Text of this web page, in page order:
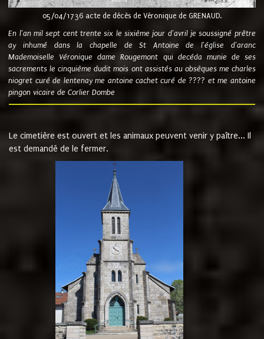
05/04/1736 acte de décès de Véronique de GRENAUD.
En l'an mil sept cent trente six le sixième jour d'avril je soussigné prêtre
ay inhumé dans la chapelle de St Antoine de l'église d'aranc
Mademoiselle Véronique dame Rougemont qui decéda munie de ses
sacrements le cinquième dudit mois ont assistés au obsèques me charles
niogret curé de lentenay me antoine cachet curé de ???? et me antoine
pingon vicaire de Corlier Dombe
Le cimetière est ouvert et les animaux peuvent venir y paître... Il
est demandé de le fermer.